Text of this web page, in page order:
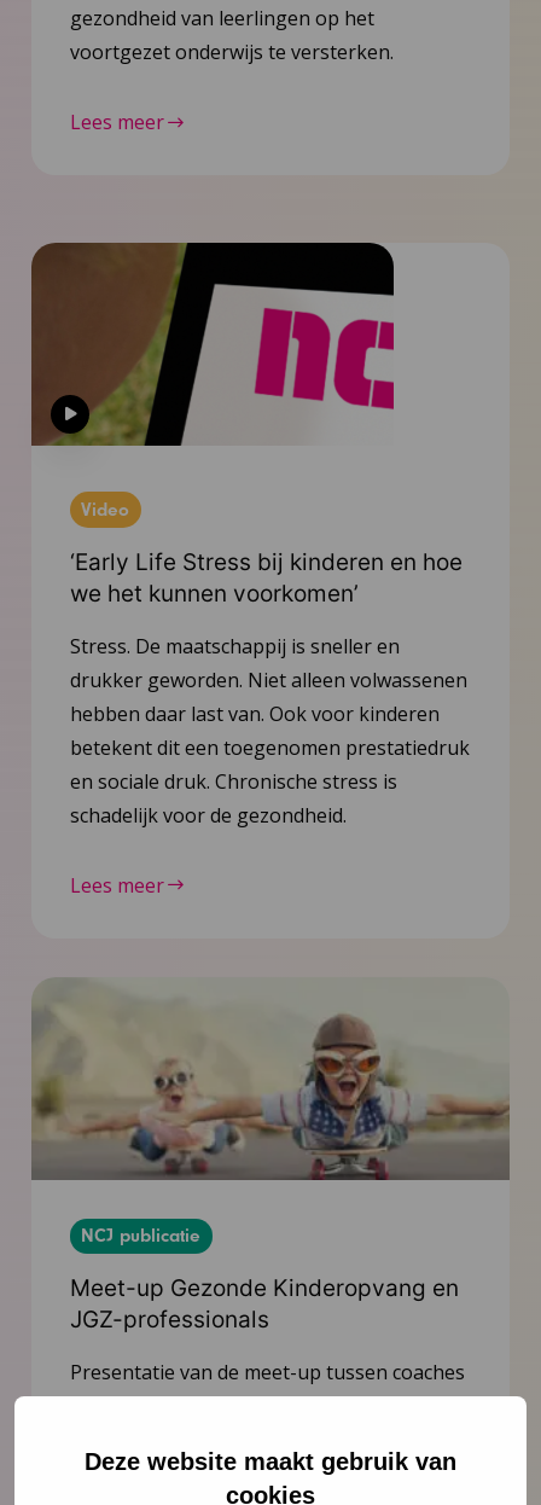
Deze website maakt gebruik van
cookies
gezondheid van leerlingen op het
voortgezet onderwijs te versterken.
Lees meer
Video
‘Early Life Stress bij kinderen en hoe
we het kunnen voorkomen’
Stress. De maatschappij is sneller en
drukker geworden. Niet alleen volwassenen
hebben daar last van. Ook voor kinderen
betekent dit een toegenomen prestatiedruk
en sociale druk. Chronische stress is
schadelijk voor de gezondheid.
Lees meer
NCJ publicatie
Meet-up Gezonde Kinderopvang en
JGZ-professionals
Presentatie van de meet-up tussen coaches